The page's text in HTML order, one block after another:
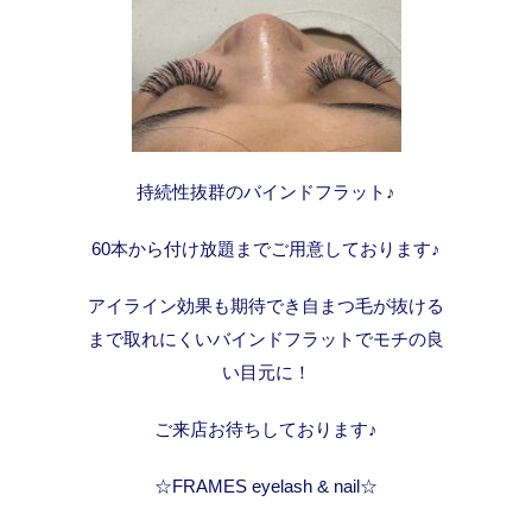
持続性抜群のバインドフラット♪
60本から付け放題までご用意しております♪
アイライン効果も期待でき自まつ毛が抜ける
まで取れにくいバインドフラットでモチの良
い目元に！
ご来店お待ちしております♪
☆FRAMES eyelash & nail☆